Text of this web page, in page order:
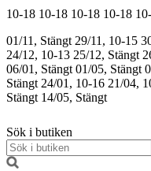
10-18 10-18 10-18 10-18
01/11, Stängt 29/11, 10-15
24/12, 10-13 25/12, Stängt
06/01, Stängt 01/05, Stängt
Stängt 24/01, 10-16 21/04,
Stängt 14/05, Stängt
Sök i butiken